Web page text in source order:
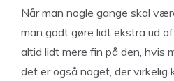
Når man nogle gange skal
man godt gøre lidt ekstra ud
altid lidt mere fin på den, hvis
det er også noget, der virkelig